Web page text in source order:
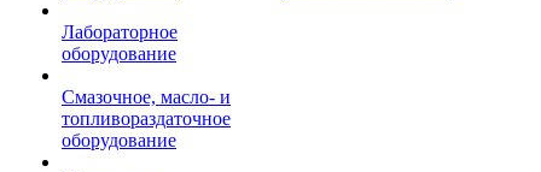
Лабораторное
оборудование
Смазочное, масло- и
топливораздаточное
оборудование